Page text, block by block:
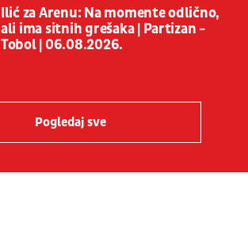
Ilić za Arenu: Na momente odlično,
ali ima sitnih grešaka | Partizan -
Tobol | 06.08.2026.
Pogledaj sve